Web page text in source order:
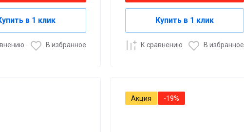
в 1 клик
В избранное
Купить в 1 клик
К сравнению В избранное
Акция -19%